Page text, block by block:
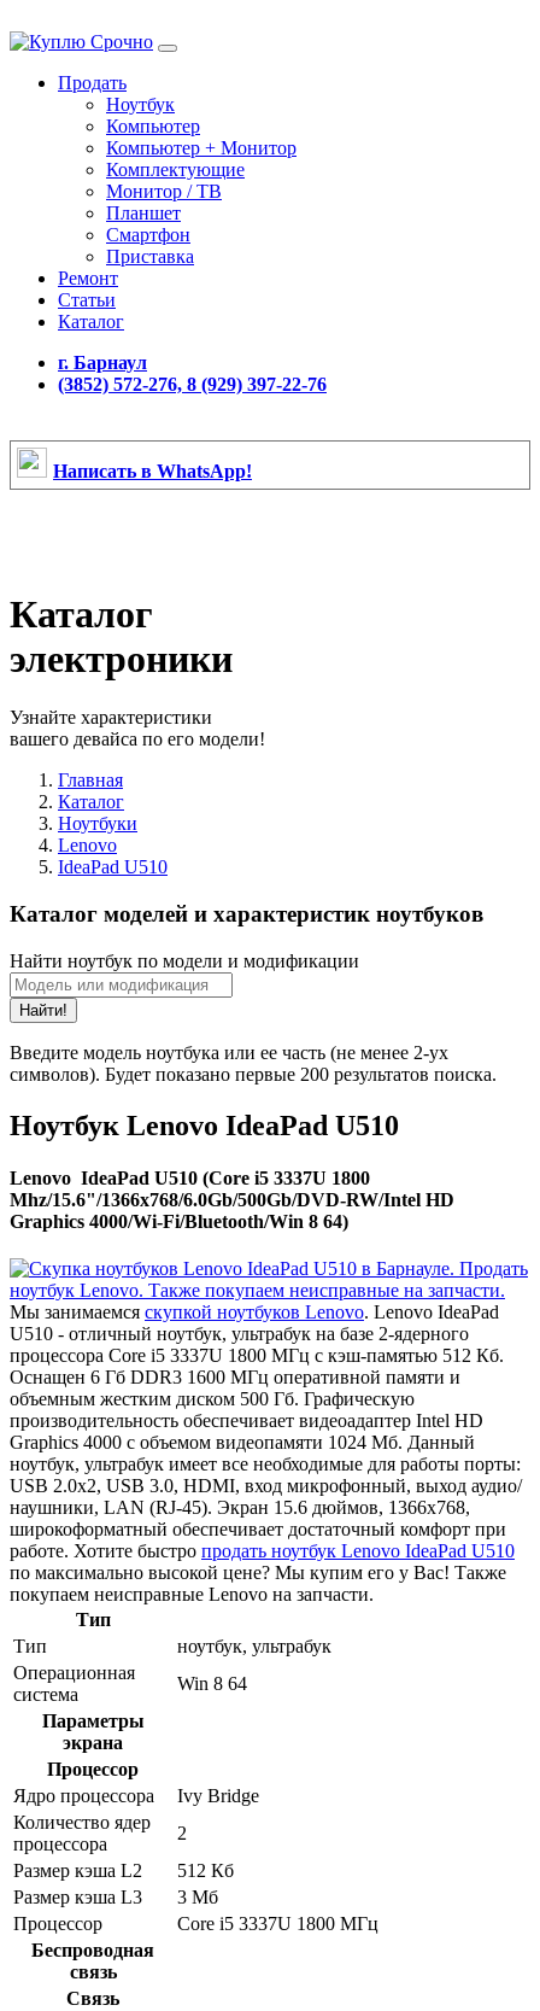
Продать
Ноутбук
Компьютер
Компьютер + Монитор
Комплектующие
Монитор / ТВ
Планшет
Смартфон
Приставка
Ремонт
Статьи
Каталог
г. Барнаул
(3852) 572-276, 8 (929) 397-22-76
Написать в WhatsApp!
Каталог
электроники
Узнайте характеристики
вашего девайса по его модели!
Главная
Каталог
Ноутбуки
Lenovo
IdeaPad U510
Каталог моделей и характеристик ноутбуков
Найти ноутбук по модели и модификации
Найти!
Введите модель ноутбука или ее часть (не менее 2-ух
символов). Будет показано первые 200 результатов поиска.
Ноутбук Lenovo IdeaPad U510
Lenovo IdeaPad U510 (Core i5 3337U 1800
Mhz/15.6"/1366x768/6.0Gb/500Gb/DVD-RW/Intel HD
Graphics 4000/Wi-Fi/Bluetooth/Win 8 64)
Мы занимаемся скупкой ноутбуков Lenovo. Lenovo IdeaPad
U510 - отличный ноутбук, ультрабук на базе 2-ядерного
процессора Core i5 3337U 1800 МГц с кэш-памятью 512 Кб.
Оснащен 6 Гб DDR3 1600 МГц оперативной памяти и
объемным жестким диском 500 Гб. Графическую
производительность обеспечивает видеоадаптер Intel HD
Graphics 4000 с объемом видеопамяти 1024 Мб. Данный
ноутбук, ультрабук имеет все необходимые для работы порты:
USB 2.0x2, USB 3.0, HDMI, вход микрофонный, выход аудио/
наушники, LAN (RJ-45). Экран 15.6 дюймов, 1366x768,
широкоформатный обеспечивает достаточный комфорт при
работе. Хотите быстро продать ноутбук Lenovo IdeaPad U510
по максимально высокой цене? Мы купим его у Вас! Также
покупаем неисправные Lenovo на запчасти.
Тип
Тип
ноутбук, ультрабук
Операционная
система
Win 8 64
Параметры
экрана
Процессор
Ядро процессора
Ivy Bridge
Количество ядер
процессора
2
Размер кэша L2
512 Кб
Размер кэша L3
3 Мб
Процессор
Core i5 3337U 1800 МГц
Беспроводная
связь
Связь